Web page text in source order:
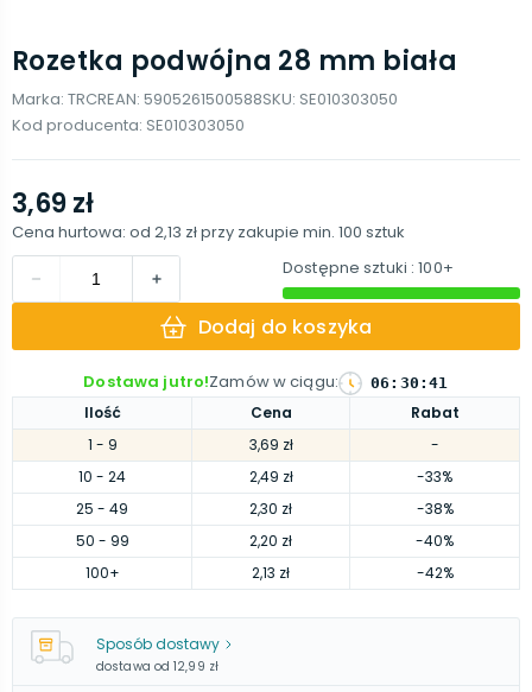
Rozetka podwójna 28 mm biała
Marka: TRCREAN: 5905261500588SKU: SE010303050
Kod producenta: SE010303050
Ilość Cena
Rabat
1 - 9 3,69 zł
-
10 - 24 2,49 zł
-33%
25 - 49 2,30 zł
-38%
50 - 99 2,20 zł
-40%
100+ 2,13 zł -42%
3,69 zł
Cena hurtowa: od 2,13 złprzy zakupie min. 100 sztuk
Dostępne sztuki : 100+
Dodaj do koszyka
Dostawa jutro!Zamów w ciągu: 06 : 30 :40
Sposób dostawy
dostawa od 12,99 zł